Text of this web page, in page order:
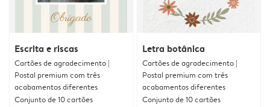
Escrita e riscas
Cartões de agradecimento |
Postal premium com três
acabamentos diferentes
Conjunto de 10 cartões
Letra botânica
Cartões de agradecimento |
Postal premium com três
acabamentos diferentes
Conjunto de 10 cartões